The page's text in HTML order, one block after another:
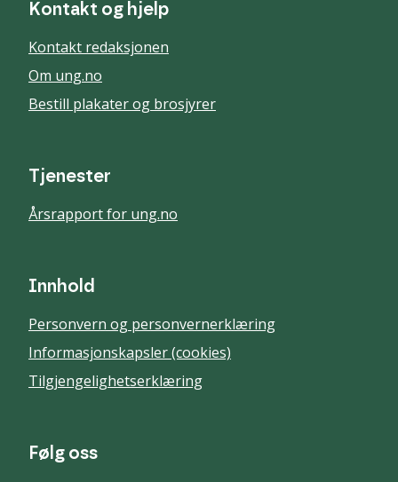
Kontakt og hjelp
Kontakt redaksjonen
Om ung.no
Bestill plakater og brosjyrer
Tjenester
Årsrapport for ung.no
Innhold
Personvern og personvernerklæring
Informasjonskapsler (cookies)
Tilgjengelighetserklæring
Følg oss